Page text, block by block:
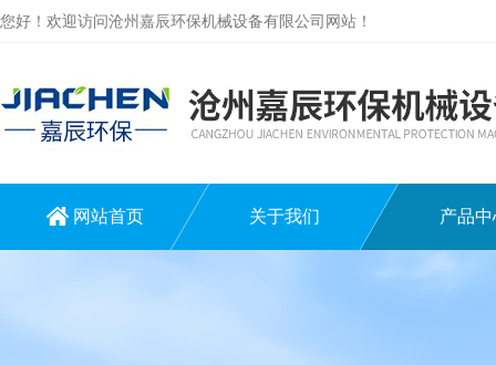
您好！欢迎访问沧州嘉辰环保机械设备有限公司网站！
网站首页 关于我们 产品中